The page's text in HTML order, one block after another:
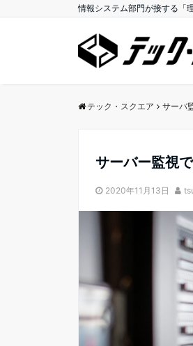
情報システム部門が接する「
テック・スクエア サーバ
サーバー監視
2020年11月13日